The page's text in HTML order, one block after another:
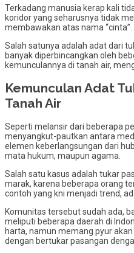
Terkadang manusia kerap kali
koridor yang seharusnya tidak
membawakan atas nama “cinta”.
Salah satunya adalah adat dari
banyak diperbincangkan oleh
kemunculannya di tanah air,
Kemunculan Adat
Tanah Air
Seperti melansir dari beberapa
menyangkut-pautkan antara
elemen keberlangsungan dari
mata hukum, maupun agama.
Salah satu kasus adalah tukar
marak, karena beberapa orang
contoh yang kni menjadi trend,
Komunitas tersebut sudah ada,
meliputi beberapa daerah di
harta, namun memang pyur
dengan bertukar pasangan